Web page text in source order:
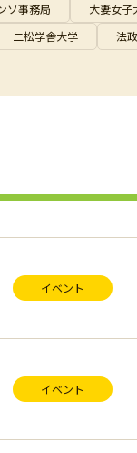
ソ事務局 大妻女子
二松学舎大学 法
イベント
イベント